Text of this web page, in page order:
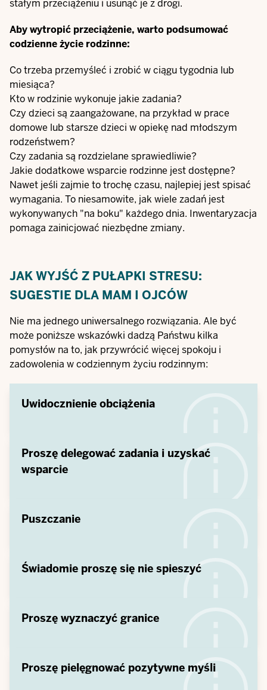
stałym przeciążeniu i usunąć je z drogi.
Aby wytropić przeciążenie, warto podsumować
codzienne życie rodzinne:
Co trzeba przemyśleć i zrobić w ciągu tygodnia lub
miesiąca?
Kto w rodzinie wykonuje jakie zadania?
Czy dzieci są zaangażowane, na przykład w prace
domowe lub starsze dzieci w opiekę nad młodszym
rodzeństwem?
Czy zadania są rozdzielane sprawiedliwie?
Jakie dodatkowe wsparcie rodzinne jest dostępne?
Nawet jeśli zajmie to trochę czasu, najlepiej jest spisać
wymagania. To niesamowite, jak wiele zadań jest
wykonywanych "na boku" każdego dnia. Inwentaryzacja
pomaga zainicjować niezbędne zmiany.
JAK WYJŚĆ Z PUŁAPKI STRESU:
SUGESTIE DLA MAM I OJCÓW
Nie ma jednego uniwersalnego rozwiązania. Ale być
może poniższe wskazówki dadzą Państwu kilka
pomysłów na to, jak przywrócić więcej spokoju i
zadowolenia w codziennym życiu rodzinnym:
Uwidocznienie obciążenia
Proszę delegować zadania i uzyskać
wsparcie
Puszczanie
Świadomie proszę się nie spieszyć
Proszę wyznaczyć granice
Proszę pielęgnować pozytywne myśli